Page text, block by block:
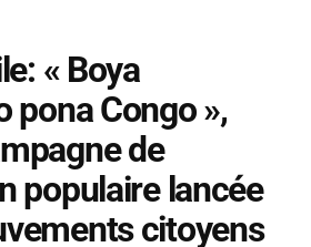
« Boya
pona Congo »,
de
populaire lancée
citoyens